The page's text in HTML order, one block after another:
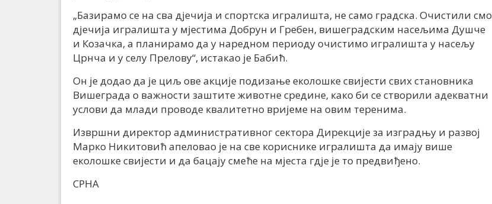
„Базирамо се на сва дјечија и спортска игралишта, не само градска. Очистили смо
дјечија игралишта у мјестима Добрун и Гребен, вишеградским насељима Душче
и Козачка, а планирамо да у наредном периоду очистимо игралишта у насељу
Црнча и у селу Прелову“, истакао је Бабић.
Он је додао да је циљ ове акције подизање еколошке свијести свих становника
Вишеграда о важности заштите животне средине, како би се створили адекватни
услови да млади проводе квалитетно вријеме на овим теренима.
Извршни директор административног сектора Дирекције за изградњу и развој
Марко Никитовић апеловао је на све кориснике игралишта да имају више
еколошке свијести и да бацају смеће на мјеста гдје је то предвиђено.
СРНА